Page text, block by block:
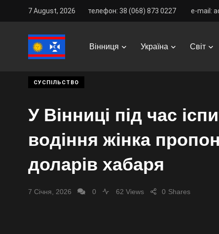
7 August, 2026 телефон: 38 (068) 873 0227 e-mail:
Вінниця Україна Світ
Vinnitsa Best News / Вінниця / Суспільство / У
СУСПІЛЬСТВО
У Вінниці під час
водіння жінка
доларів хабаря
7 Січня, 2026 0 62 Views Shares
0